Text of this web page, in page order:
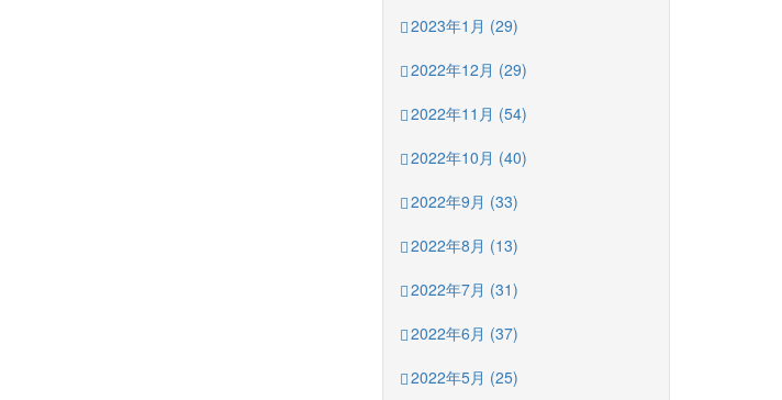
2023年1月 (29)
2022年12月 (29)
2022年11月 (54)
2022年10月 (40)
2022年9月 (33)
2022年8月 (13)
2022年7月 (31)
2022年6月 (37)
2022年5月 (25)